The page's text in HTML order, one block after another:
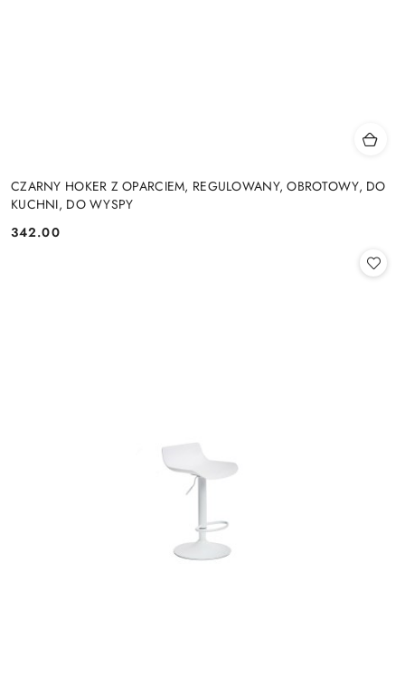
CZARNY HOKER Z OPARCIEM, REGULOWANY, OBROTOWY, DO
KUCHNI, DO WYSPY
Cena:
342.00